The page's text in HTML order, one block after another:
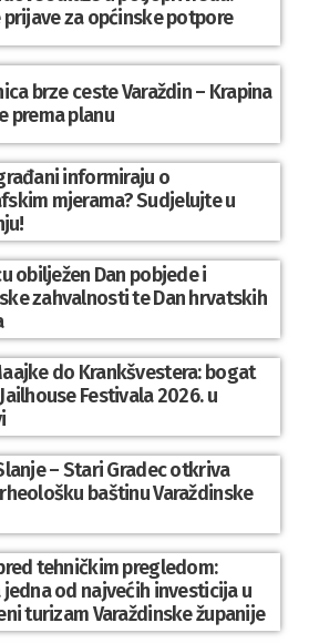
za općinske potpore
brze ceste Varaždin – Krapina
prema planu
informiraju o
mjerama? Sudjelujte u
obilježen Dan pobjede i
zahvalnosti te Dan hrvatskih
do Krankšvestera: bogat
Festivala 2026. u
– Stari Gradec otkriva
baštinu Varaždinske
tehničkim pregledom:
jedna od najvećih investicija u
turizam Varaždinske županije